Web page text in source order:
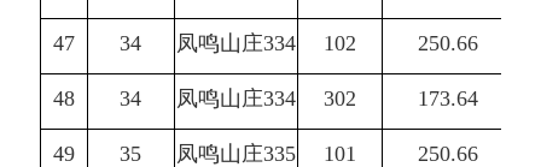
47 34 凤鸣山庄334 102 250.66
48 34 凤鸣山庄334 302 173.64
49 35 凤鸣山庄335 101 250.66